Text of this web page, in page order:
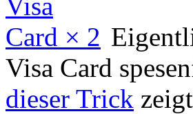
Visa Card
dieser Trick